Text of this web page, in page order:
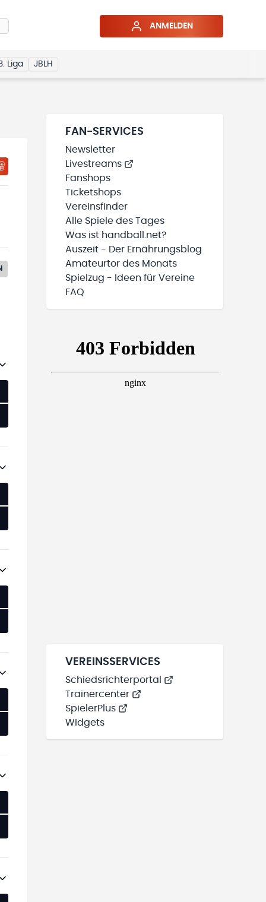
ANMELDEN
Liga JBLH
FAN-SERVICES
Newsletter
Livestreams
Fanshops
Ticketshops
Vereinsfinder
Alle Spiele des Tages
Was ist handball.net?
Auszeit - Der Ernährungsblog
Amateurtor des Monats
Spielzug - Ideen für Vereine
FAQ
VEREINSSERVICES
Schiedsrichterportal
Trainercenter
SpielerPlus
Widgets